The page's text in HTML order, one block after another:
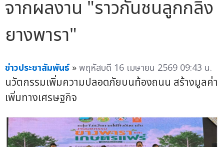
จากผลงาน "ราวกันชนลูกกลิ้ง
ยางพารา"
ข่าวประชาสัมพันธ์ »พฤหัสบดี 16 เมษายน 2569 09:43 น.
นวัตกรรมเพิ่มความปลอดภัยบนท้องถนน สร้างมูลค่า
เพิ่มทางเศรษฐกิจ